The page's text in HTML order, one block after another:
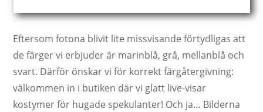
Eftersom fotona blivit lite missvisande förtydligas att
de färger vi erbjuder är marinblå, grå, mellanblå och
svart. Därför önskar vi för korrekt färgåtergivning:
välkommen in i butiken där vi glatt live-visar
kostymer för hugade spekulanter! Och ja… Bilderna